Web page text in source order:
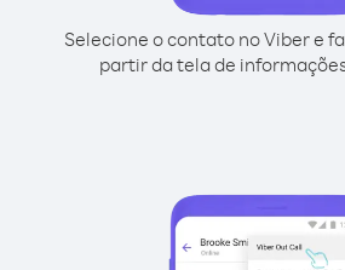
Selecione o contato no Viber e
partir da tela de